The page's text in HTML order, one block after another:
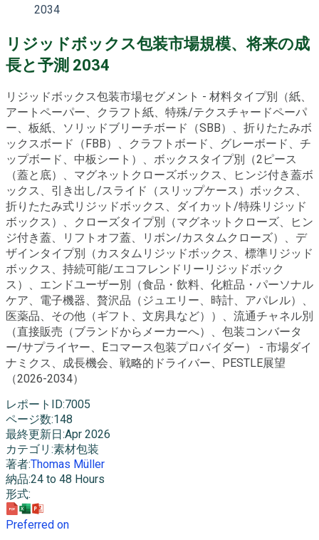
2034
リジッドボックス包装市場規模、将来の成
長と予測 2034
リジッドボックス包装市場セグメント - 材料タイプ別（紙、
アートペーパー、クラフト紙、特殊/テクスチャードペーパ
ー、板紙、ソリッドブリーチボード（SBB）、折りたたみボ
ックスボード（FBB）、クラフトボード、グレーボード、チ
ップボード、中板シート）、ボックスタイプ別（2ピース
（蓋と底）、マグネットクローズボックス、ヒンジ付き蓋ボ
ックス、引き出し/スライド（スリップケース）ボックス、
折りたたみ式リジッドボックス、ダイカット/特殊リジッド
ボックス）、クローズタイプ別（マグネットクローズ、ヒン
ジ付き蓋、リフトオフ蓋、リボン/カスタムクローズ）、デ
ザインタイプ別（カスタムリジッドボックス、標準リジッド
ボックス、持続可能/エコフレンドリーリジッドボック
ス）、エンドユーザー別（食品・飲料、化粧品・パーソナル
ケア、電子機器、贅沢品（ジュエリー、時計、アパレル）、
医薬品、その他（ギフト、文房具など））、流通チャネル別
（直接販売（ブランドからメーカーへ）、包装コンバータ
ー/サプライヤー、Eコマース包装プロバイダー） - 市場ダイ
ナミクス、成長機会、戦略的ドライバー、PESTLE展望
（2026-2034）
レポートID:7005
ページ数:148
最終更新日 :Apr 2026
カテゴリ :素材包装
著者:Thomas Müller
納品:24 to 48 Hours
形式:
Preferred on